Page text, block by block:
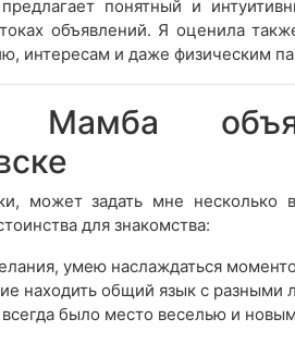
понятный и
объявлений. Я оценила
интересам и даже физическим
может задать мне несколько
для знакомства:
умею наслаждаться
находить общий язык с разными
было место веселью и